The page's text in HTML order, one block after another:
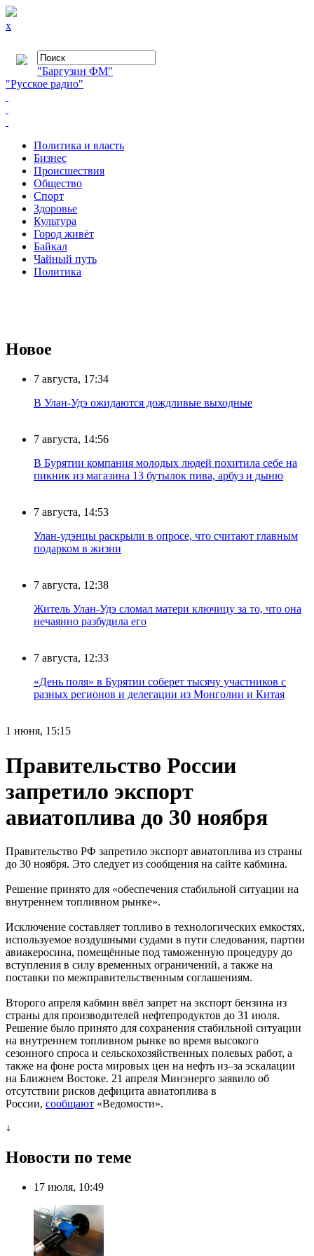
x
"Баргузин ФМ"
"Русское радио"
Политика и власть
Бизнес
Происшествия
Общество
Cпорт
Здоровье
Культура
Город живёт
Байкал
Чайный путь
Политика
Новое
7 августа, 17:34
В Улан-Удэ ожидаются дождливые выходные
7 августа, 14:56
В Бурятии компания молодых людей похитила себе на
пикник из магазина 13 бутылок пива, арбуз и дыню
7 августа, 14:53
Улан-удэнцы раскрыли в опросе, что считают главным
подарком в жизни
7 августа, 12:38
Житель Улан-Удэ сломал матери ключицу за то, что она
нечаянно разбудила его
7 августа, 12:33
«День поля» в Бурятии соберет тысячу участников с
разных регионов и делегации из Монголии и Китая
1 июня, 15:15
Правительство России
запретило экспорт
авиатоплива до 30 ноября
Правительство РФ запретило экспорт авиатоплива из страны
до 30 ноября. Это следует из сообщения на сайте кабмина.
Решение принято для «обеспечения стабильной ситуации на
внутреннем топливном рынке».
Исключение составляет топливо в технологических емкостях,
используемое воздушными судами в пути следования, партии
авиакеросина, помещённые под таможенную процедуру до
вступления в силу временных ограничений, а также на
поставки по межправительственным соглашениям.
Второго апреля кабмин ввёл запрет на экспорт бензина из
страны для производителей нефтепродуктов до 31 июля.
Решение было принято для сохранения стабильной ситуации
на внутреннем топливном рынке во время высокого
сезонного спроса и сельскохозяйственных полевых работ, а
также на фоне роста мировых цен на нефть из–за эскалации
на Ближнем Востоке. 21 апреля Минэнерго заявило об
отсутствии рисков дефицита авиатоплива в
России, сообщают «Ведомости».
↓
Новости по теме
17 июля, 10:49